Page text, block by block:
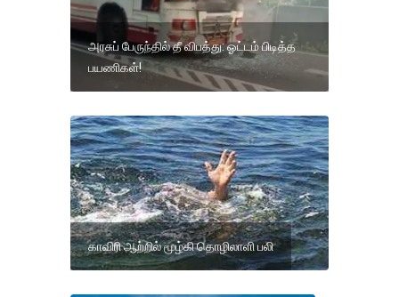
அரசுப் பேருந்தில் தீ விபத்து: ஓட்டம் பிடித்த
பயணிகள்!
காவிரி ஆற்றில் மூழ்கி தொழிலாளி பலி